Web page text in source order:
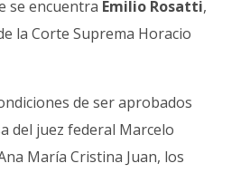
se encuentra Emilio Rosatti,
la Corte Suprema Horacio
de ser aprobados
del juez federal Marcelo
María Cristina Juan, los